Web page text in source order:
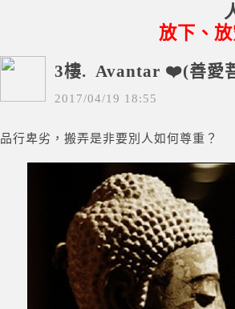
放下、
3樓. Avantar ❤️(善愛
2017/04/19 18:55
品行卑劣，搬弄是非要別人如何尊重？